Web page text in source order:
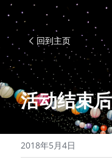
回到主页
活动结束
2018年5月4日